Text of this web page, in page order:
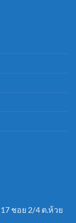
ชอย 2/4 ต.ห้วย